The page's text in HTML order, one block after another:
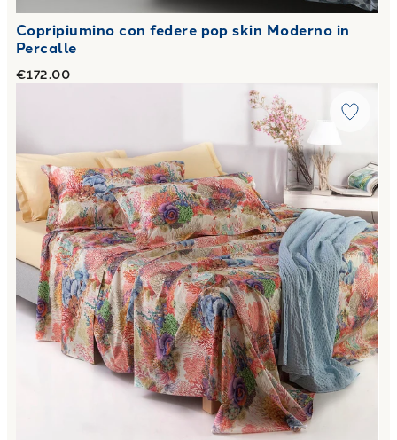
Copripiumino con federe pop skin Moderno in
Percalle
€172.00
Copripiumino con federe sharm Moderno in